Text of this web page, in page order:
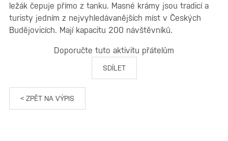
ležák čepuje přímo z tanku. Masné krámy jsou tradicí a
turisty jedním z nejvyhledávanějších míst v Českých
Budějovicích. Mají kapacitu 200 návštěvníků.
Doporučte tuto aktivitu přátelům
SDÍLET
< ZPĚT NA VÝPIS